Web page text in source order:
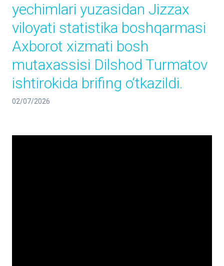
yechimlari yuzasidan Jizzax
viloyati statistika boshqarmasi
Axborot xizmati bosh
mutaxassisi Dilshod Turmatov
ishtirokida brifing o‘tkazildi.
02/07/2026